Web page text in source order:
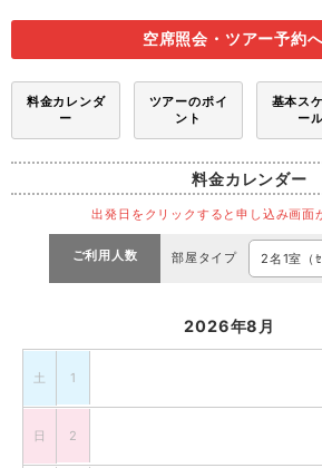
空席照会・ツアー予約
料金カレンダ
ー
ツアーのポイ
ント
基本ス
ー
料金カレンダー
出発日をクリックすると申し込み画面
ご利用人数 部屋タイプ
2026年8月
土 1
日 2